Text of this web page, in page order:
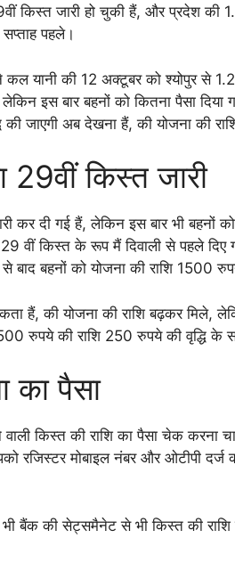
किस्त जारी हो चुकी हैं, और प्रदेश की
पहले।
कल यानी की 12 अक्टूबर को श्योपुर से
इस बार बहनों को कितना पैसा दिया
की जाएगी अब देखना हैं, की योजना की
29वीं किस्त जारी
कर दी गई हैं, लेकिन इस बार भी बहनों
वीं किस्त के रूप मैं दिवाली से पहले
से बाद बहनों को योजना की राशि 1500
हैं, की योजना की राशि बढ़कर मिले,
रुपये की राशि 250 रुपये की वृद्धि के
पैसा
किस्त की राशि का पैसा चेक करना
मोबाइल नंबर और ओटीपी दर्ज
बैंक की सेट्समैनेट से भी किस्त की राशि